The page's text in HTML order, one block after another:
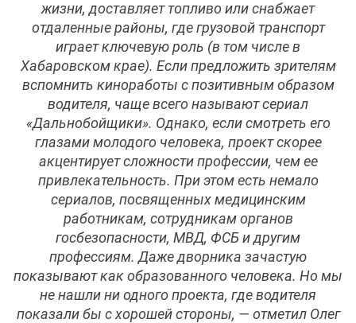
жизни, доставляет топливо или снабжает
отдаленные районы, где грузовой транспорт
играет ключевую роль (в том числе в
Хабаровском крае). Если предложить зрителям
вспомнить киноработы с позитивным образом
водителя, чаще всего называют сериал
«Дальнобойщики». Однако, если смотреть его
глазами молодого человека, проект скорее
акцентирует сложности профессии, чем ее
привлекательность. При этом есть немало
сериалов, посвященных медицинским
работникам, сотрудникам органов
госбезопасности, МВД, ФСБ и другим
профессиям. Даже дворника зачастую
показывают как образованного человека. Но мы
не нашли ни одного проекта, где водителя
показали бы с хорошей стороны, — отметил Олег